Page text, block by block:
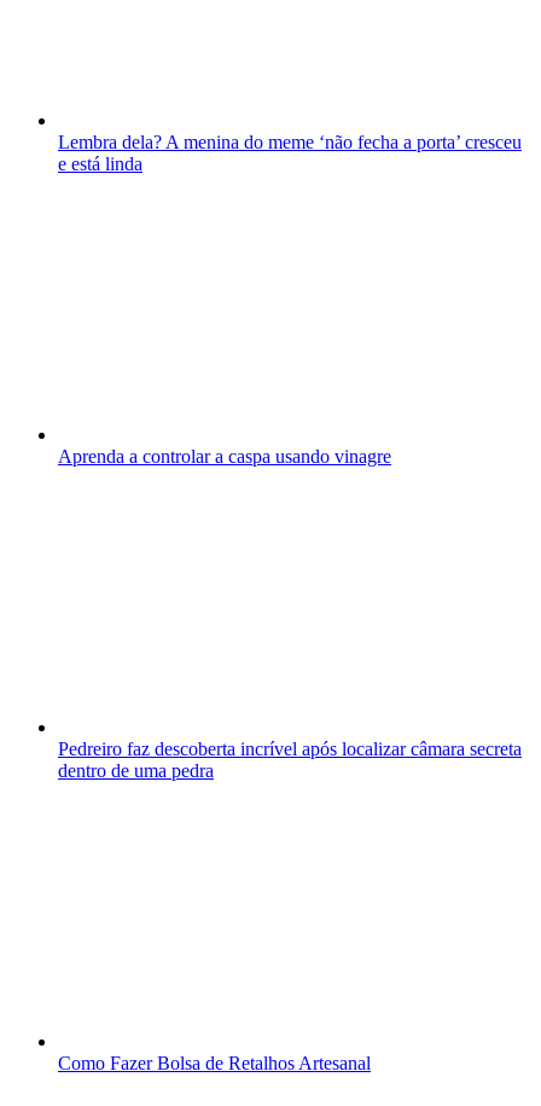
Lembra dela? A menina do meme ‘não fecha a porta’ cresceu
e está linda
Aprenda a controlar a caspa usando vinagre
Pedreiro faz descoberta incrível após localizar câmara secreta
dentro de uma pedra
Como Fazer Bolsa de Retalhos Artesanal